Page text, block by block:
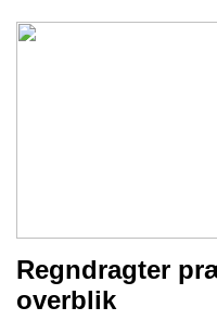
Regndragter
overblik